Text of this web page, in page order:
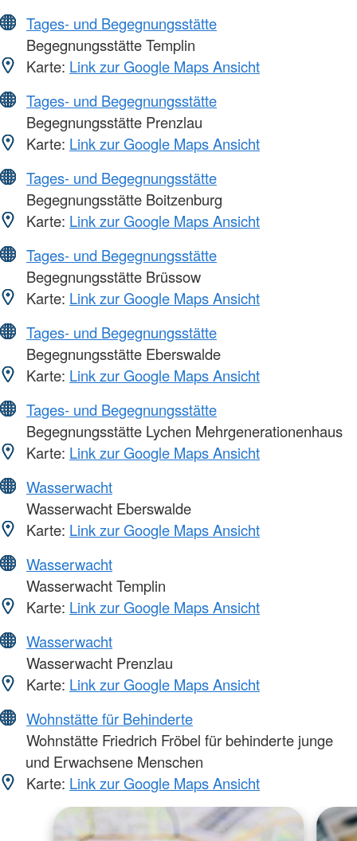
Tages- und Begegnungsstätte
Begegnungsstätte Templin
Karte: Link zur Google Maps Ansicht
Tages- und Begegnungsstätte
Begegnungsstätte Prenzlau
Karte: Link zur Google Maps Ansicht
Tages- und Begegnungsstätte
Begegnungsstätte Boitzenburg
Karte: Link zur Google Maps Ansicht
Tages- und Begegnungsstätte
Begegnungsstätte Brüssow
Karte: Link zur Google Maps Ansicht
Tages- und Begegnungsstätte
Begegnungsstätte Eberswalde
Karte: Link zur Google Maps Ansicht
Tages- und Begegnungsstätte
Begegnungsstätte Lychen Mehrgenerationenhaus
Karte: Link zur Google Maps Ansicht
Wasserwacht
Wasserwacht Eberswalde
Karte: Link zur Google Maps Ansicht
Wasserwacht
Wasserwacht Templin
Karte: Link zur Google Maps Ansicht
Wasserwacht
Wasserwacht Prenzlau
Karte: Link zur Google Maps Ansicht
Wohnstätte für Behinderte
Wohnstätte Friedrich Fröbel für behinderte junge
und Erwachsene Menschen
Karte: Link zur Google Maps Ansicht